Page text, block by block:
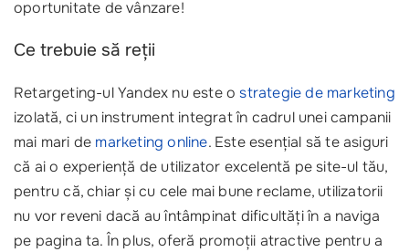
oportunitate de vânzare!
Ce trebuie să reții
Retargeting-ul Yandex nu este ostrategie de marketing
izolată, ci un instrument integrat în cadrul unei campanii
mai mari de marketing online. Este esențial să te asiguri
că ai o experiență de utilizator excelentă pe site-ul tău,
pentru că, chiar și cu cele mai bune reclame, utilizatorii
nu vor reveni dacă au întâmpinat dificultăți în a naviga
pe pagina ta. În plus, oferă promoții atractive pentru a